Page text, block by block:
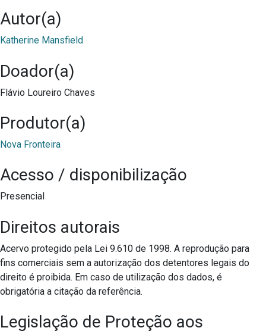
Autor(a)
Katherine Mansfield
Doador(a)
Flávio Loureiro Chaves
Produtor(a)
Nova Fronteira
Acesso / disponibilização
Presencial
Direitos autorais
Acervo protegido pela Lei 9.610 de 1998. A reprodução para
fins comerciais sem a autorização dos detentores legais do
direito é proibida. Em caso de utilização dos dados, é
obrigatória a citação da referência.
Legislação de Proteção aos